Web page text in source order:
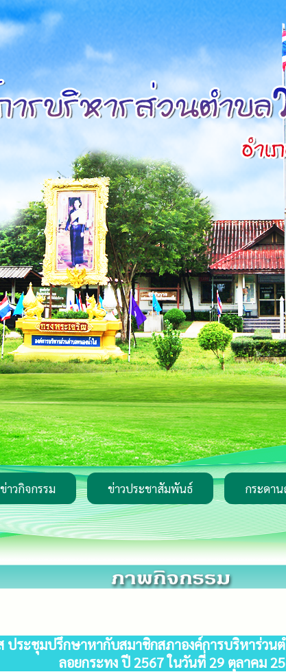
ข่าวกิจกรรม ข่าวประชาสัมพันธ์ กระดา
ประชุมปรึกษาหากับสมาชิกสภาองค์การบริหาร่วน
ลอยกระทง ปี 2567 ในวันที่ 29 ตุลาคม